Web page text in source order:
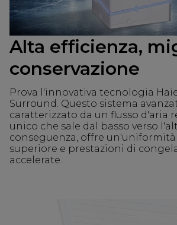
Alta efficienza,
conservazione
Prova l'innovativa tecnologia
Surround. Questo sistema
caratterizzato da un flusso d'aria
unico che sale dal basso verso
conseguenza, offre
superiore e prestazioni di
accelerate.